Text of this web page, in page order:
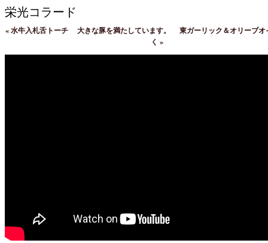
栄光コラード
«水牛入札舌トーチ 大きな豚を満たしています。
東ガーリック＆オリーブ
く »